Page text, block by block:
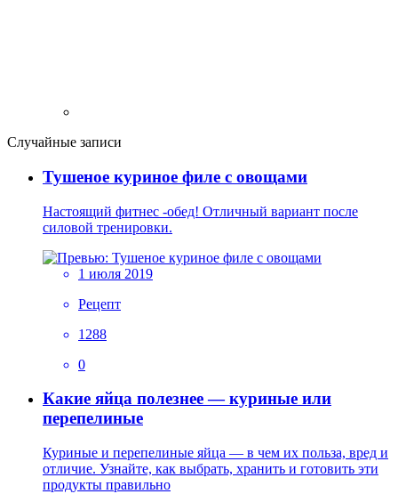
Случайные записи
Тушеное куриное филе с овощами
Настоящий фитнес -обед! Отличный вариант после
силовой тренировки.
1 июля 2019
Рецепт
1288
0
Какие яйца полезнее — куриные или
перепелиные
Куриные и перепелиные яйца — в чем их польза, вред и
отличие. Узнайте, как выбрать, хранить и готовить эти
продукты правильно